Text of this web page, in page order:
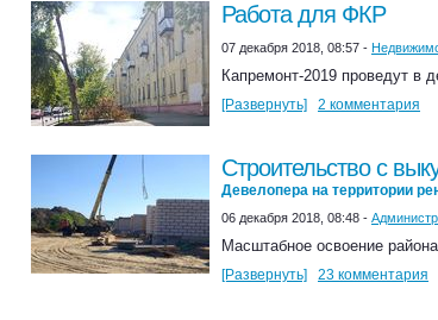
Работа для ФКР
07 декабря 2018, 08:57 -
Капремонт-2019 проведут в
[Развернуть] 2 комментария
Строительство с
Девелопера на территории
06 декабря 2018, 08:48 -
Масштабное освоение
[Развернуть] 23 комментария